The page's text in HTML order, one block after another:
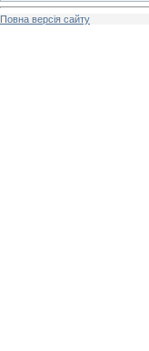
Повна версія сайту